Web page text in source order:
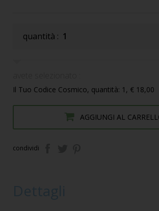
quantità : 1
Il Tuo Codice Cosmico, quantità: 1, € 18,00
AGGIUNGI AL
condividi